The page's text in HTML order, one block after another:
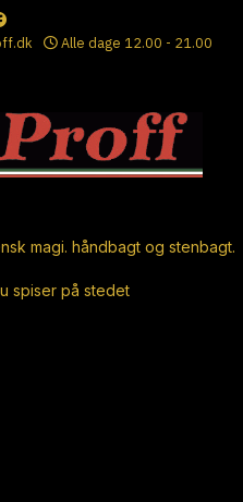
Alle dage 12.00 - 21.00
magi. håndbagt og stenbagt.
spiser på stedet